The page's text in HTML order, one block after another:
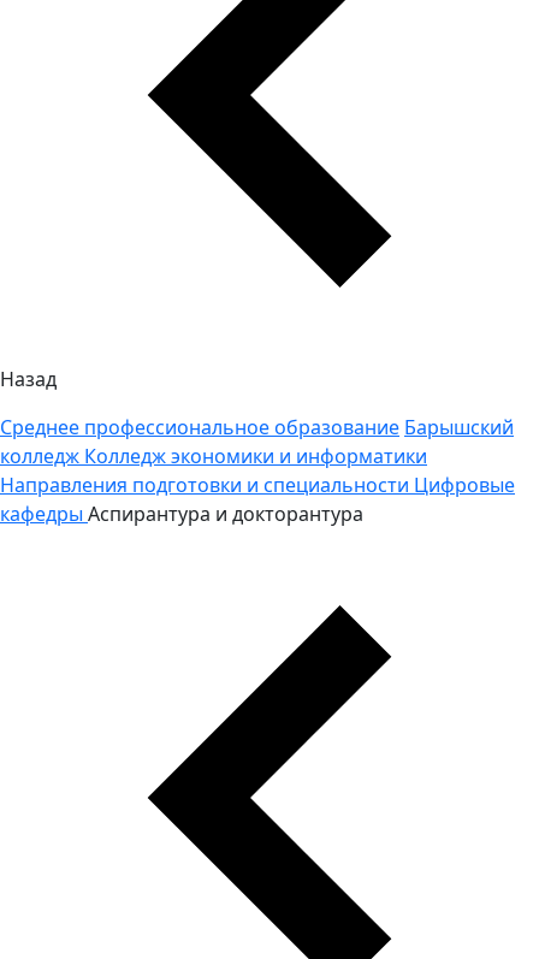
Назад
Среднее профессиональное образование Барышский
колледж Колледж экономики и информатики
Направления подготовки и специальности Цифровые
кафедры Аспирантура и докторантура